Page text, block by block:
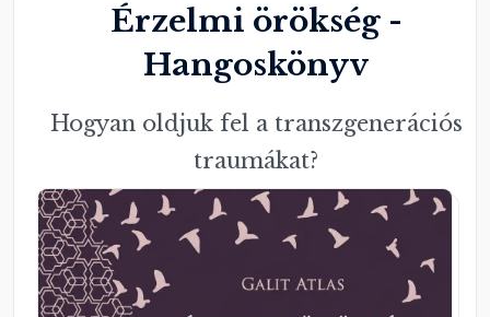
Érzelmi örökség -
Hangoskönyv
Hogyan oldjuk fel a transzgenerációs
traumákat?